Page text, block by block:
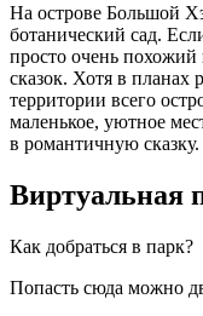
На острове Большой
ботанический сад.
просто очень похожий
сказок. Хотя в планах
территории всего
маленькое, уютное
в романтичную сказку.
Виртуальная
Как добраться в парк?
Попасть сюда можно